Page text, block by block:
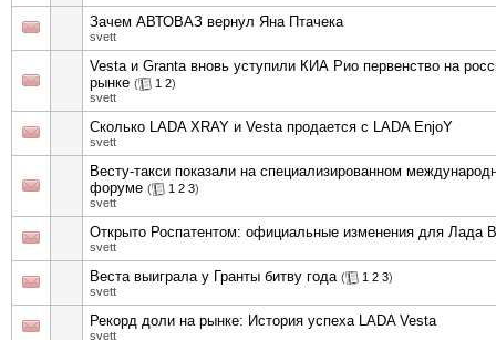
Зачем АВТОВАЗ вернул Яна Птачека
svett
Vesta и Granta вновь уступили КИА Рио первенство на
рынке ( 1 2)
svett
Сколько LADA XRAY и Vesta продается с LADA EnjoY
svett
Весту-такси показали на специализированном
форуме ( 1 2 3)
svett
Открыто Роспатентом: официальные изменения для Лада
svett
Веста выиграла у Гранты битву года ( 1 2 3)
svett
Рекорд доли на рынке: История успеха LADA Vesta
svett